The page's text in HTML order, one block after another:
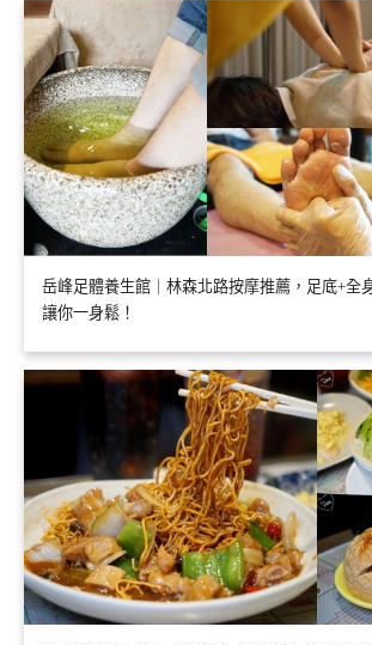
岳峰足體養生館｜林森北路按摩推薦，足底+全
讓你一身鬆！